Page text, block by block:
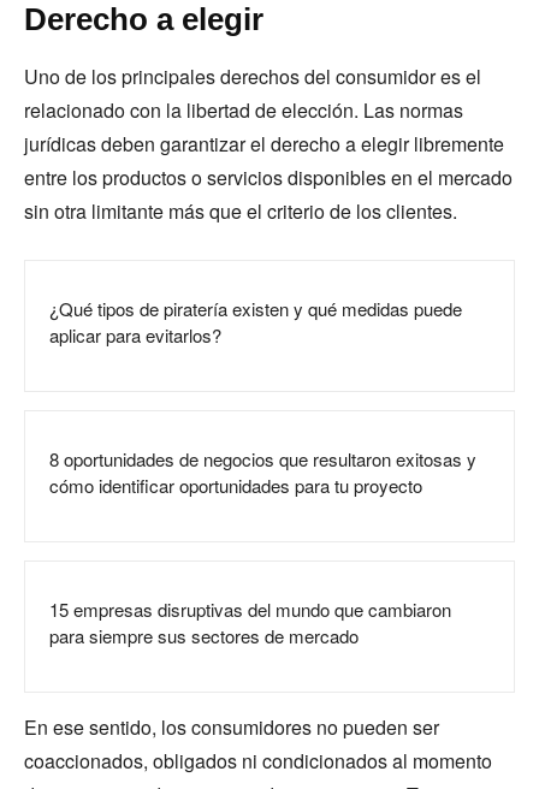
Derecho a elegir
Uno de los principales derechos del consumidor es el
relacionado con la libertad de elección. Las normas
jurídicas deben garantizar el derecho a elegir libremente
entre los productos o servicios disponibles en el mercado
sin otra limitante más que el criterio de los clientes.
¿Qué tipos de piratería existen y qué medidas puede
aplicar para evitarlos?
8 oportunidades de negocios que resultaron exitosas y
cómo identificar oportunidades para tu proyecto
15 empresas disruptivas del mundo que cambiaron
para siempre sus sectores de mercado
En ese sentido, los consumidores no pueden ser
coaccionados, obligados ni condicionados al momento